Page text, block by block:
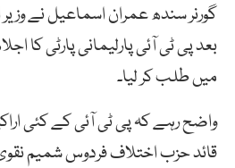
گورنر سندھ عمران اسماعیل نے
بعد پی ٹی آئی پارلیمانی پارٹی کا
میں طلب کر لیا۔
واضح رہے کہ پی ٹی آئی کے کئی
قائد حزب اختلاف فردوس شمیم